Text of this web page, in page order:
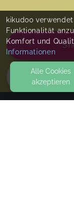
kikudoo
Funktionalität
Komfort und
Informationen
Alle Cookies
akzeptieren